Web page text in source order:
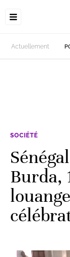
Actuellement
SOCIÉTÉ
Burda,